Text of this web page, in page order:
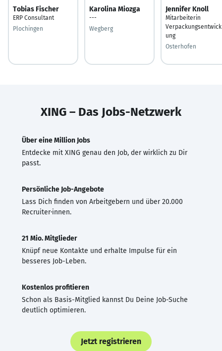
Tobias Fischer
ERP Consultant
Plochingen
Karolina Miozga
---
Wegberg
Jennifer Knoll
Mitarbeiterin
ung
Osterhofen
XING – Das Jobs-Netzwerk
Über eine Million Jobs
Entdecke mit XING genau den Job, der wirklich zu Dir
passt.
Persönliche Job-Angebote
Lass Dich finden von Arbeitgebern und über 20.000
Recruiter·innen.
21 Mio. Mitglieder
Knüpf neue Kontakte und erhalte Impulse für ein
besseres Job-Leben.
Kostenlos profitieren
Schon als Basis-Mitglied kannst Du Deine Job-Suche
deutlich optimieren.
Jetzt registrieren